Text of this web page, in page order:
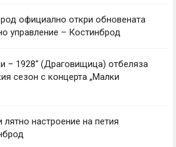
официално откри обновената
управление – Костинброд
– 1928“ (Драговищица) отбеляза
сезон с концерта „Малки
настроение на петия